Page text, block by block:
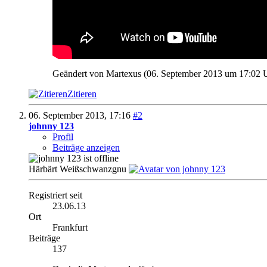
Geändert von Martexus (06. September 2013 um 17:02
Zitieren
06. September 2013, 17:16 #2
johnny 123
Profil
Beiträge anzeigen
Härbärt Weißschwanzgnu
Registriert seit
23.06.13
Ort
Frankfurt
Beiträge
137